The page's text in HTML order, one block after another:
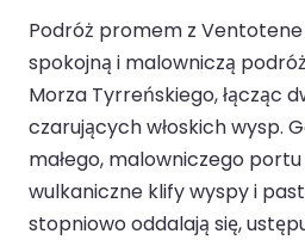
Podróż promem z
spokojną i malowniczą
Morza Tyrreńskiego, łącząc
czarujących włoskich wysp.
małego, malowniczego
wulkaniczne klify wyspy i
stopniowo oddalają się,